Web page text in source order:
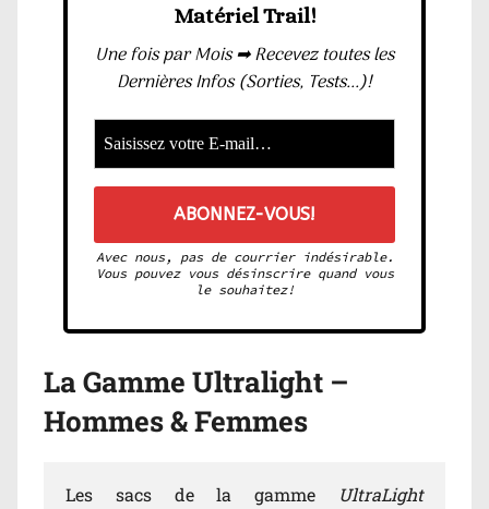
Matériel Trail!
Une fois par Mois ➡ Recevez toutes les
Dernières Infos (Sorties, Tests...)!
Avec nous, pas de courrier indésirable.
Vous pouvez vous désinscrire quand vous
le souhaitez!
La Gamme Ultralight –
Hommes & Femmes
Les sacs de la gamme UltraLight